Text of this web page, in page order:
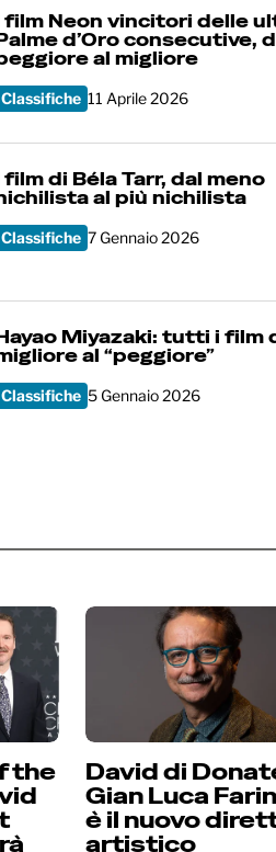
film Neon vincitori delle
d’Oro consecutive,
al migliore
Classifiche 11 Aprile 2026
film di Béla Tarr, dal meno
al più nichilista
Classifiche 7 Gennaio 2026
Miyazaki: tutti i film
al “peggiore”
Classifiche 5 Gennaio 2026
the
David di
Gian Luca
è il nuovo
artistico